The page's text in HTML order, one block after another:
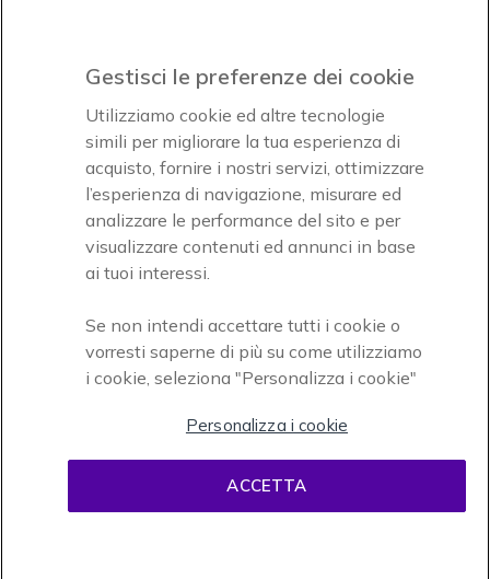
Accettiamo
Onedirect, azienda del gruppo INCEPT
Condizioni di vendita
Gestisci le preferenze dei cookie
Utilizziamo cookie ed altre tecnologie
simili per migliorare la tua esperienza di
acquisto, fornire i nostri servizi, ottimizzare
l’esperienza di navigazione, misurare ed
analizzare le performance del sito e per
visualizzare contenuti ed annunci in base
ai tuoi interessi.
Se non intendi accettare tutti i cookie o
vorresti saperne di più su come utilizziamo
i cookie, seleziona "Personalizza i cookie"
Personalizza i cookie
ACCETTA